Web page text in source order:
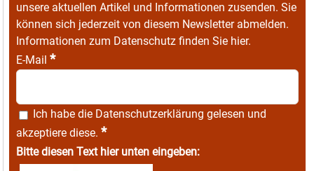
unsere aktuellen Artikel und Informationen zusenden. Sie
können sich jederzeit von diesem Newsletter abmelden.
Informationen zum Datenschutz finden Sie hier.
E-Mail *
Ich habe die Datenschutzerklärung gelesen und
akzeptiere diese. *
Bitte diesen Text hier unten eingeben: